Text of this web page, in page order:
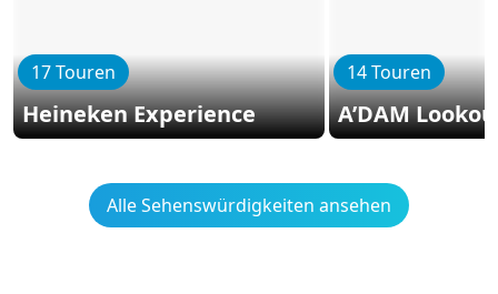
17 Touren
Heineken Experience
14 Touren
A’DAM
Alle Sehenswürdigkeiten ansehen